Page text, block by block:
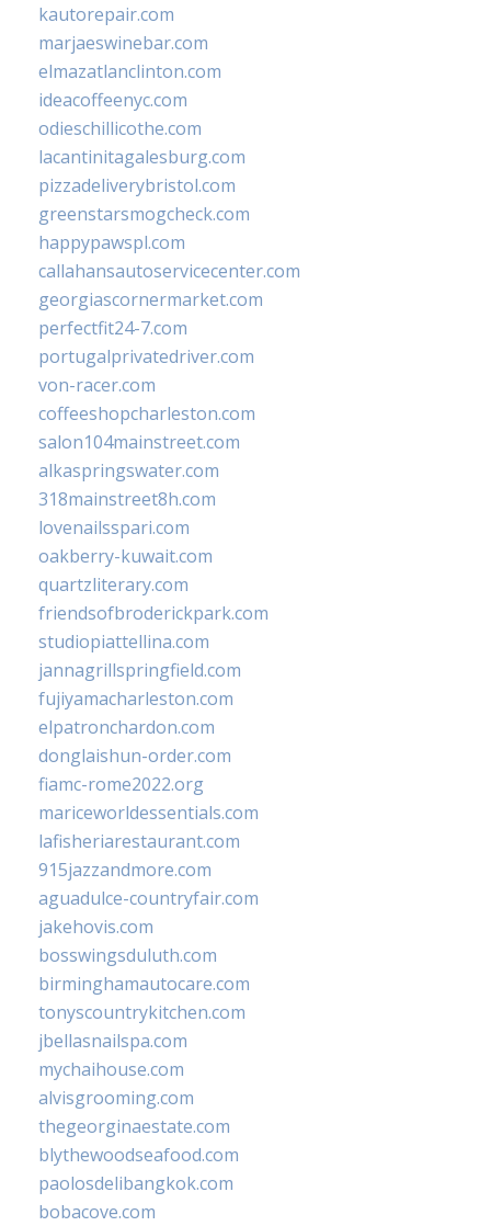
kautorepair.com
marjaeswinebar.com
elmazatlanclinton.com
ideacoffeenyc.com
odieschillicothe.com
lacantinitagalesburg.com
pizzadeliverybristol.com
greenstarsmogcheck.com
happypawspl.com
callahansautoservicecenter.com
georgiascornermarket.com
perfectfit24-7.com
portugalprivatedriver.com
von-racer.com
coffeeshopcharleston.com
salon104mainstreet.com
alkaspringswater.com
318mainstreet8h.com
lovenailsspari.com
oakberry-kuwait.com
quartzliterary.com
friendsofbroderickpark.com
studiopiattellina.com
jannagrillspringfield.com
fujiyamacharleston.com
elpatronchardon.com
donglaishun-order.com
fiamc-rome2022.org
mariceworldessentials.com
lafisheriarestaurant.com
915jazzandmore.com
aguadulce-countryfair.com
jakehovis.com
bosswingsduluth.com
birminghamautocare.com
tonyscountrykitchen.com
jbellasnailspa.com
mychaihouse.com
alvisgrooming.com
thegeorginaestate.com
blythewoodseafood.com
paolosdelibangkok.com
bobacove.com